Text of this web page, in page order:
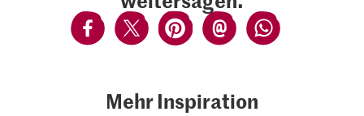
Mehr Inspiration